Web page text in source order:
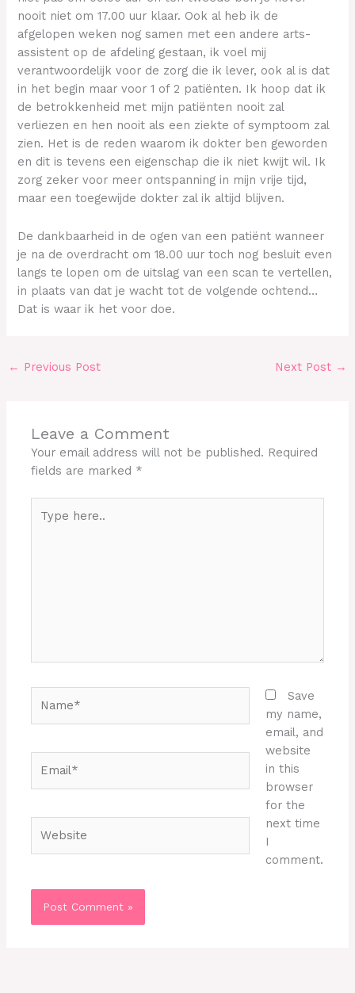
nooit niet om 17.00 uur klaar. Ook al heb ik de
afgelopen weken nog samen met een andere arts-
assistent op de afdeling gestaan, ik voel mij
verantwoordelijk voor de zorg die ik lever, ook al is dat
in het begin maar voor 1 of 2 patiënten. Ik hoop dat ik
de betrokkenheid met mijn patiënten nooit zal
verliezen en hen nooit als een ziekte of symptoom zal
zien. Het is de reden waarom ik dokter ben geworden
en dit is tevens een eigenschap die ik niet kwijt wil. Ik
zorg zeker voor meer ontspanning in mijn vrije tijd,
maar een toegewijde dokter zal ik altijd blijven.
De dankbaarheid in de ogen van een patiënt wanneer
je na de overdracht om 18.00 uur toch nog besluit even
langs te lopen om de uitslag van een scan te vertellen,
in plaats van dat je wacht tot de volgende ochtend…
Dat is waar ik het voor doe.
← Previous Post Next Post →
Leave a Comment
Your email address will not be published. Required
fields are marked *
here..
Save
my name,
email, and
website
in this
browser
for the
next time
I
comment.